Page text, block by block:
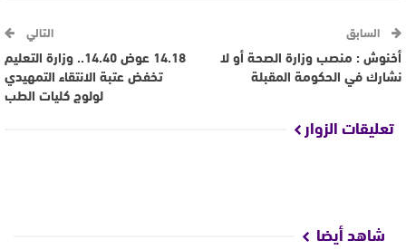
السابق
أخنوش : منصب وزارة الصحة أو لا
نشارك في الحكومة المقبلة
التالي
14.18 عوض 14.40.. وزارة التعليم
تخفض عتبة الانتقاء التمهيدي
لولوج كليات الطب
تعليقات الزوار
شاهد أيضا